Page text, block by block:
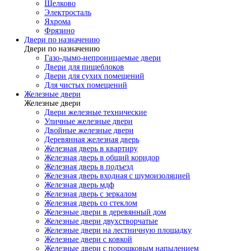
Щелково
Электросталь
Яхрома
Фрязино
Двери по назначению
Двери по назначению
Газо-дымо-непроницаемые двери
Двери для пищеблоков
Двери для сухих помещений
Для чистых помещений
Железные двери
Железные двери
Двери железные технические
Уличные железные двери
Двойные железные двери
Деревянная железная дверь
Железная дверь в квартиру
Железная дверь в общий коридор
Железная дверь в подъезд
Железная дверь входная с шумоизоляцией
Железная дверь мдф
Железная дверь с зеркалом
Железная дверь со стеклом
Железные двери в деревянный дом
Железные двери двухстворчатые
Железные двери на лестничную площадку
Железные двери с ковкой
Железные двери с порошковым напылением